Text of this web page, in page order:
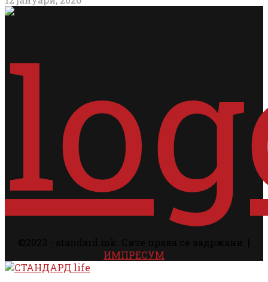
ИМПРЕСУМ
Facebook
Instagram
Email
Rss